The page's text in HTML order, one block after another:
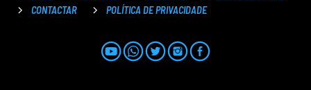
CONTACTAR
POLÍTICA DE PRIVACIDADE